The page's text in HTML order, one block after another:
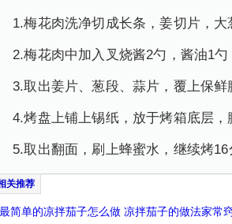
1.梅花肉洗净切成长条，姜切片，大
2.梅花肉中加入叉烧酱2勺，酱油1
3.取出姜片、葱段、蒜片，覆上保鲜
4.烤盘上铺上锡纸，放于烤箱底层
5.取出翻面，刷上蜂蜜水，继续烤
最简单的凉拌茄子怎么做 凉拌茄子的做法家常